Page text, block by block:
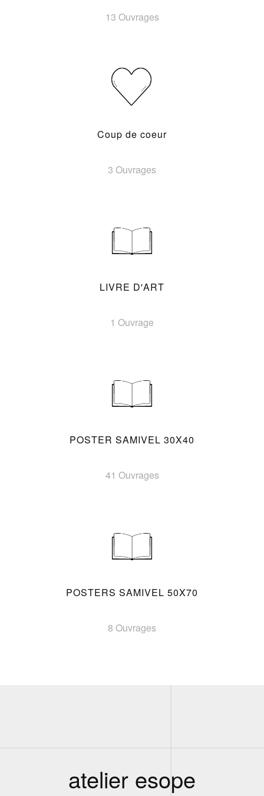
13 Ouvrages
Coup de coeur
3 Ouvrages
LIVRE D'ART
1 Ouvrage
POSTER SAMIVEL 30X40
41 Ouvrages
POSTERS SAMIVEL 50X70
8 Ouvrages
atelier esope